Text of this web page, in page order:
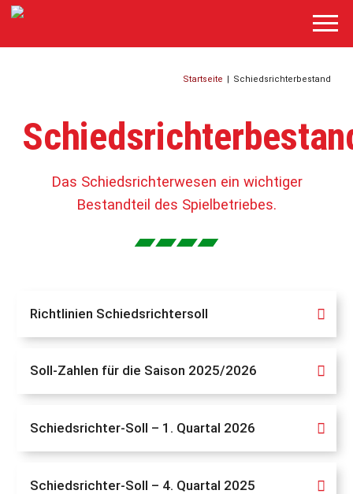
Startseite | Schiedsrichterbestand
Das Schiedsrichterwesen ein wichtiger
Bestandteil des Spielbetriebes.
Richtlinien Schiedsrichtersoll
Soll-Zahlen für die Saison 2025/2026
Schiedsrichter-Soll – 1. Quartal 2026
Schiedsrichter-Soll – 4. Quartal 2025